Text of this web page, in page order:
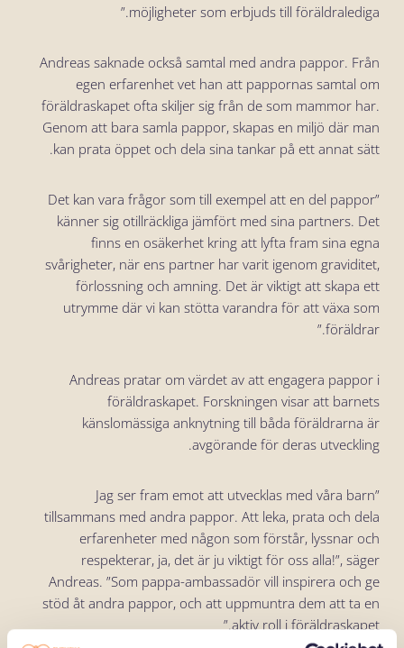
möjligheter som erbjuds till föräldralediga.”
Andreas saknade också samtal med andra pappor. Från
egen erfarenhet vet han att pappornas samtal om
föräldraskapet ofta skiljer sig från de som mammor har.
Genom att bara samla pappor, skapas en miljö där man
kan prata öppet och dela sina tankar på ett annat sätt.
”Det kan vara frågor som till exempel att en del pappor
känner sig otillräckliga jämfört med sina partners. Det
finns en osäkerhet kring att lyfta fram sina egna
svårigheter, när ens partner har varit igenom graviditet,
förlossning och amning. Det är viktigt att skapa ett
utrymme där vi kan stötta varandra för att växa som
föräldrar.”
Andreas pratar om värdet av att engagera pappor i
föräldraskapet. Forskningen visar att barnets
känslomässiga anknytning till båda föräldrarna är
avgörande för deras utveckling.
”Jag ser fram emot att utvecklas med våra barn
tillsammans med andra pappor. Att leka, prata och dela
erfarenheter med någon som förstår, lyssnar och
respekterar, ja, det är ju viktigt för oss alla!”, säger
Andreas. ”Som pappa-ambassadör vill inspirera och ge
stöd åt andra pappor, och att uppmuntra dem att ta en
aktiv roll i föräldraskapet.”